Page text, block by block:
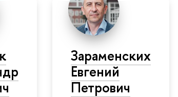
Зараменских
Евгений
Петрович